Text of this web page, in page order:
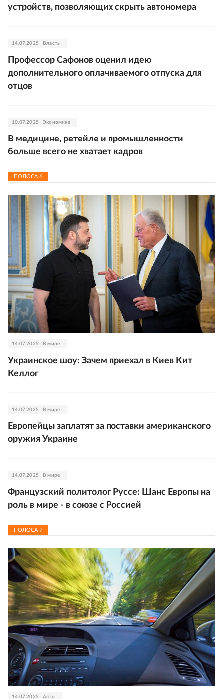
устройств, позволяющих скрыть автономера
14.07.2025 Власть
Профессор Сафонов оценил идею
дополнительного оплачиваемого отпуска для
отцов
10.07.2025 Экономика
В медицине, ретейле и промышленности
больше всего не хватает кадров
ПОЛОСА6
14.07.2025 В мире
Украинское шоу: Зачем приехал в Киев Кит
Келлог
14.07.2025 В мире
Европейцы заплатят за поставки американского
оружия Украине
14.07.2025 В мире
Французский политолог Руссе: Шанс Европы на
роль в мире - в союзе с Россией
ПОЛОСА 7
14.07.2025 Авто